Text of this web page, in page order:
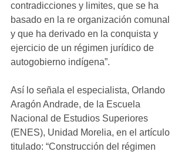
contradicciones y limites, que se ha
basado en la re organización comunal
y que ha derivado en la conquista y
ejercicio de un régimen jurídico de
autogobierno indígena”.
Así lo señala el especialista, Orlando
Aragón Andrade, de la Escuela
Nacional de Estudios Superiores
(ENES), Unidad Morelia, en el artículo
titulado: “Construcción del régimen